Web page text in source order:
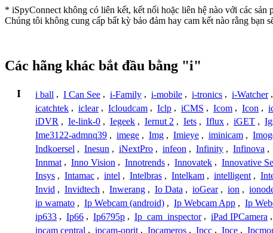
* iSpyConnect không có liên kết, kết nối hoặc liên hệ nào với các
Chúng tôi không cung cấp bất kỳ bảo đảm hay cam kết nào rằng bạn
Các hãng khác bắt đầu bằng "i"
I i ball , I Can See , i-Family , i-mobile , i-tronics , i-Watcher ,
icatchtek , iclear , Icloudcam , Iclp , iCMS , Icom , Icon ,
iDVR , Ie-link-0 , Iegeek , Iernut 2 , Iets , Iflux , iGET ,
Ime3122-admnq39 , imege , Img , Imieye , iminicam ,
Indkoersel , Inesun , iNextPro , infeon , Infinity , Infinova ,
Innmat , Inno Vision , Innotrends , Innovatek , Innovative
Insys , Intamac , intel , Intelbras , Intelkam , intelligent ,
Invid , Invidtech , Inwerang , Io Data , ioGear , ion ,
ip wamato , Ip Webcam (android) , Ip Webcam App , Ip
ip633 , Ip66 , Ip6795p , Ip_cam_inspector , iPad IPCamera ,
ipcam central , ipcam-oprit , Ipcameros , Ipcc , Ipce ,